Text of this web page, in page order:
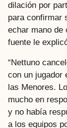
dilación por
para confirmar
echar mano de
fuente le
“Nettuno
con un jugador
las Menores.
mucho en
y no había
a los equipos